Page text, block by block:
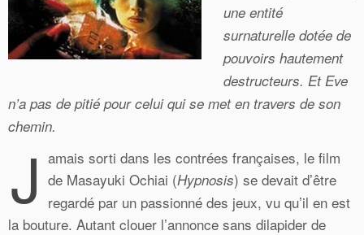
une entité
surnaturelle dotée de
pouvoirs hautement
destructeurs. Et Eve
n’a pas de pitié pour celui qui se met en travers de son
chemin.
J amais sorti dans les contrées françaises, le film
de Masayuki Ochiai (Hypnosis) se devait d’être
regardé par un passionné des jeux, vu qu’il en est
la bouture. Autant clouer l’annonce sans dilapider de